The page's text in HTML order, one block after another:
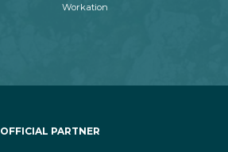
Workation
OFFICIAL PARTNER